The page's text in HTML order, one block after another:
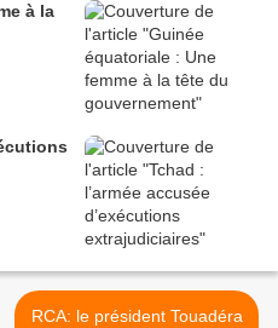
à la
RCA: le président Touadéra